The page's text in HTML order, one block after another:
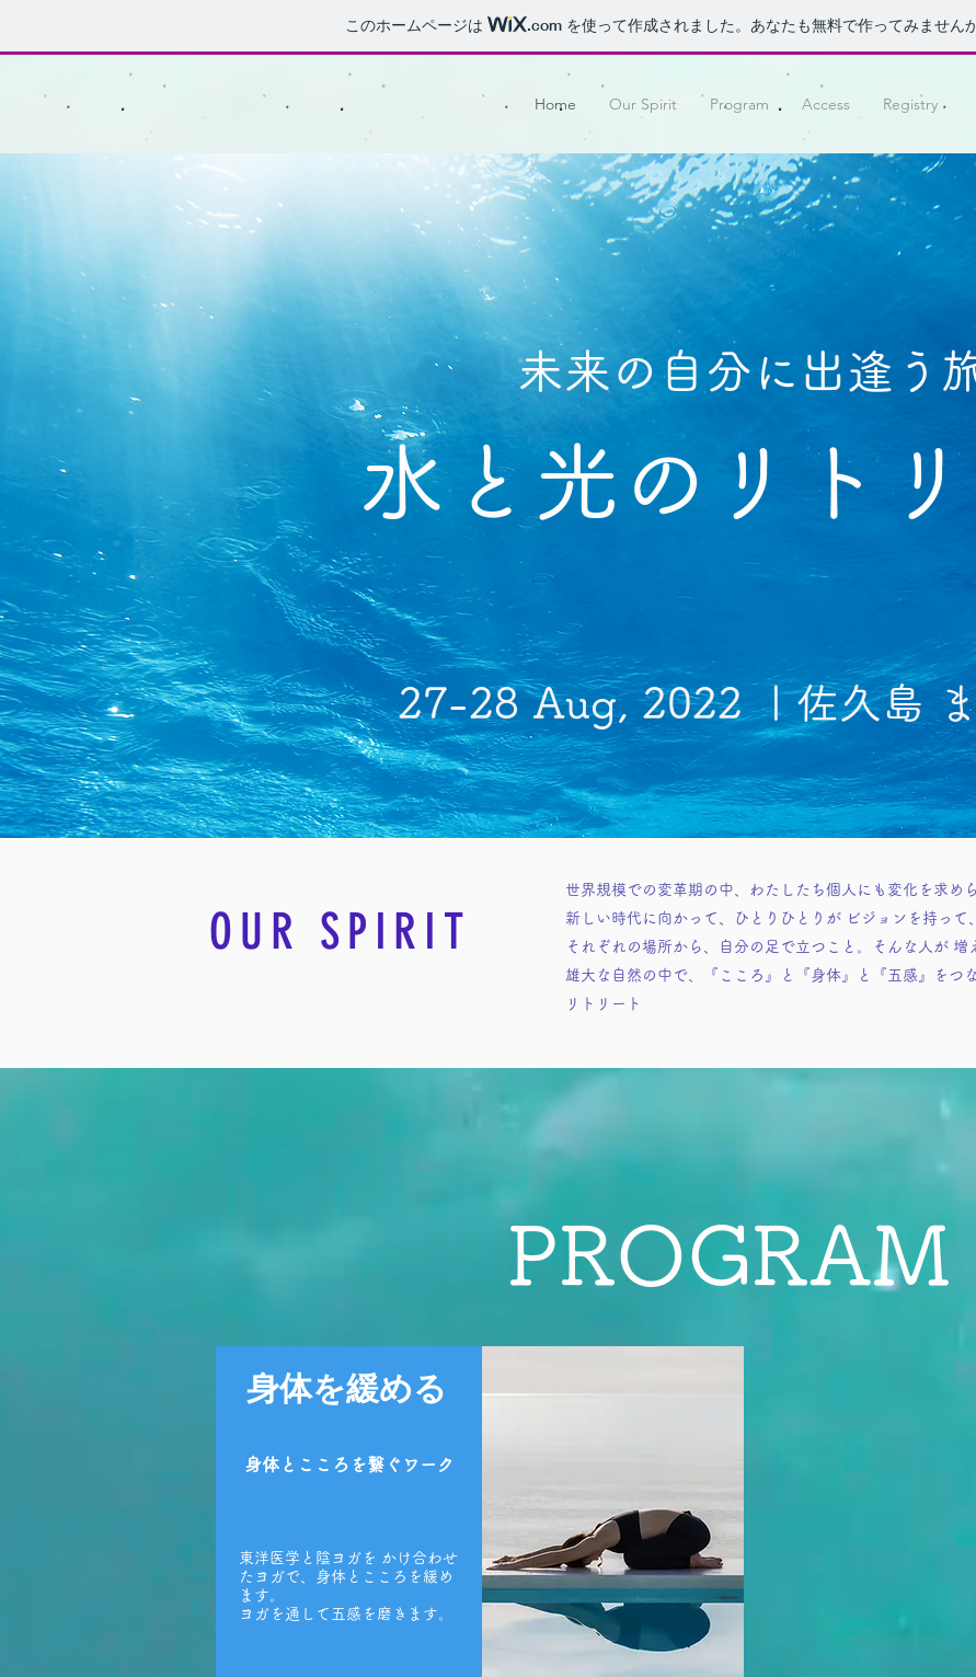
このホームページは .com を使って作成されました。あなたも無料で作ってみません
Home Our Spirit Program Access Registry
未来の自分に出逢う
水と光のリト
27-28 Aug, 2022 | 佐久島
OUR SPIRIT
世界規模での変革期の中、わたしたち個人にも変化を求め
新しい時代に向かって、ひとりひとりが ビジョンを持って
それぞれの場所から、自分の足で立つこと。そんな人が 増
雄大な自然の中で、『こころ』と『身体』と『五感』をつ
リトリート
PROGRAM
身体を緩める
身体とこころを繋ぐワーク
東洋医学と陰ヨガを かけ合わせ
たヨガで、身体とこころを緩め
ます。
​ヨガを通して五感を磨きます。